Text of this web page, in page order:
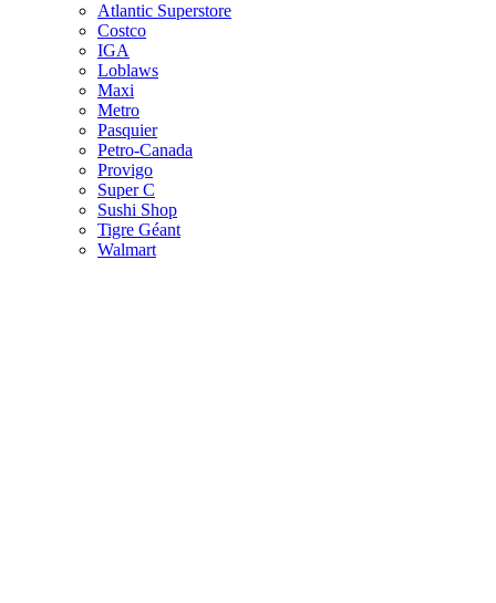
Atlantic Superstore
Costco
IGA
Loblaws
Maxi
Metro
Pasquier
Petro-Canada
Provigo
Super C
Sushi Shop
Tigre Géant
Walmart